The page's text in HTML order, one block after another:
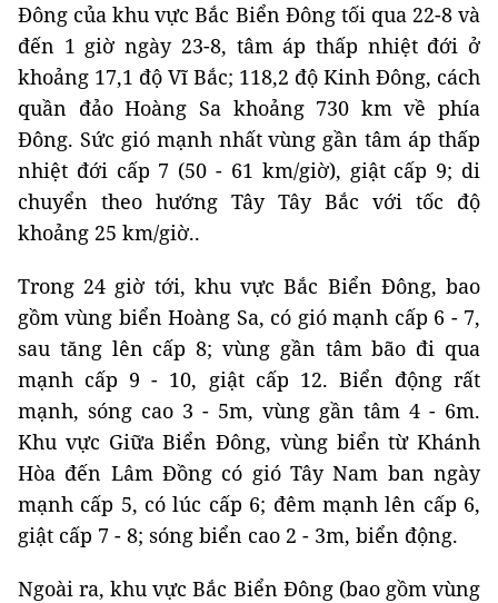
Đông của khu vực Bắc Biển Đông tối qua 22-8 và
đến 1 giờ ngày 23-8, tâm áp thấp nhiệt đới ở
khoảng 17,1 độ Vĩ Bắc; 118,2 độ Kinh Đông, cách
quần đảo Hoàng Sa khoảng 730 km về phía
Đông. Sức gió mạnh nhất vùng gần tâm áp thấp
nhiệt đới cấp 7 (50 - 61 km/giờ), giật cấp 9; di
chuyển theo hướng Tây Tây Bắc với tốc độ
khoảng 25 km/giờ..
Trong 24 giờ tới, khu vực Bắc Biển Đông, bao
gồm vùng biển Hoàng Sa, có gió mạnh cấp 6 - 7,
sau tăng lên cấp 8; vùng gần tâm bão đi qua
mạnh cấp 9 - 10, giật cấp 12. Biển động rất
mạnh, sóng cao 3 - 5m, vùng gần tâm 4 - 6m.
Khu vực Giữa Biển Đông, vùng biển từ Khánh
Hòa đến Lâm Đồng có gió Tây Nam ban ngày
mạnh cấp 5, có lúc cấp 6; đêm mạnh lên cấp 6,
giật cấp 7 - 8; sóng biển cao 2 - 3m, biển động.
Ngoài ra, khu vực Bắc Biển Đông (bao gồm vùng